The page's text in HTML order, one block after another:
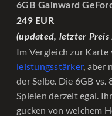
6GB Gainward
249 EUR
(updated, letzter Preis
Im Vergleich zur
leistungsstärker, aber
der Selbe. Die 6GB
Spielen derzeit egal.
gucken von welchem